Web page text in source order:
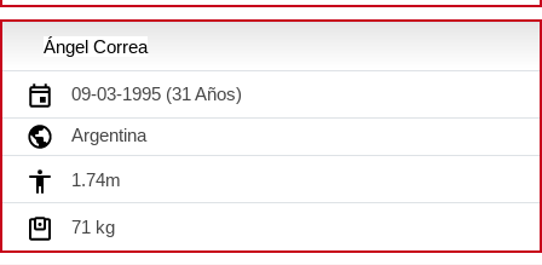
Ángel Correa
09-03-1995 (31 Años)
Argentina
1.74m
71 kg